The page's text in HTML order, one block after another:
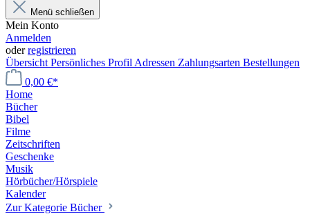
Menü schließen
Mein Konto
Anmelden
oderregistrieren
Übersicht Persönliches Profil Adressen Zahlungsarten Bestellungen
0,00 €*
Home
Bücher
Bibel
Filme
Zeitschriften
Geschenke
Musik
Hörbücher/Hörspiele
Kalender
Zur Kategorie Bücher